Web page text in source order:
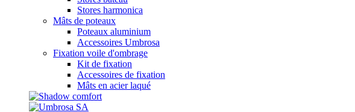
Stores harmonica
Mâts de poteaux
Poteaux aluminium
Accessoires Umbrosa
Fixation voile d'ombrage
Kit de fixation
Accessoires de fixation
Mâts en acier laqué